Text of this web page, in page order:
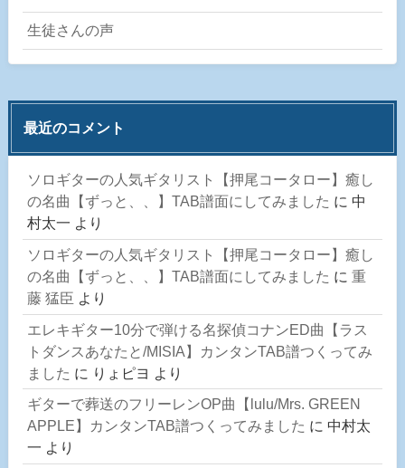
生徒さんの声
最近のコメント
ソロギターの人気ギタリスト【押尾コータロー】癒し
の名曲【ずっと、、】TAB譜面にしてみました に 中
村太一 より
ソロギターの人気ギタリスト【押尾コータロー】癒し
の名曲【ずっと、、】TAB譜面にしてみました に 重
藤 猛臣 より
エレキギター10分で弾ける名探偵コナンED曲【ラス
トダンスあなたと/MISIA】カンタンTAB譜つくってみ
ました に りょピヨ より
ギターで葬送のフリーレンOP曲【lulu/Mrs. GREEN
APPLE】カンタンTAB譜つくってみました に 中村太
一 より